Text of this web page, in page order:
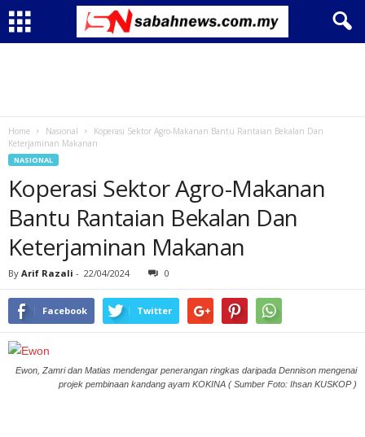
Home Nasional
Koperasi Sektor Agro-Makanan Bantu Rantaian Bekalan Dan
Keterjaminan Makanan
NASIONAL
Koperasi Sektor Agro-Makanan
Bantu Rantaian Bekalan Dan
Keterjaminan Makanan
By Arif Razali - 22/04/2024 0
Facebook Twitter
Ewon, Zamri dan Matias mendengar penerangan ringkas daripada Dennison mengenai
projek pembinaan kandang ayam KOKINA ( Sumber Foto: Ihsan KUSKOP )